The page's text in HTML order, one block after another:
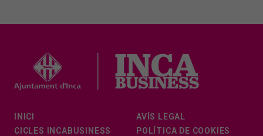
INICI
CICLES INCABUSINESS
AVÍS LEGAL
POLÍTICA DE COOKIES